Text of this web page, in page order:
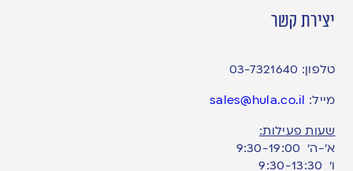
יצירת קשר
טלפון: 03-7321640
מייל: sales@hula.co.il
שעות פעילות:
א’-ה’ 9:30-19:00
ו׳ 9:30-13:30